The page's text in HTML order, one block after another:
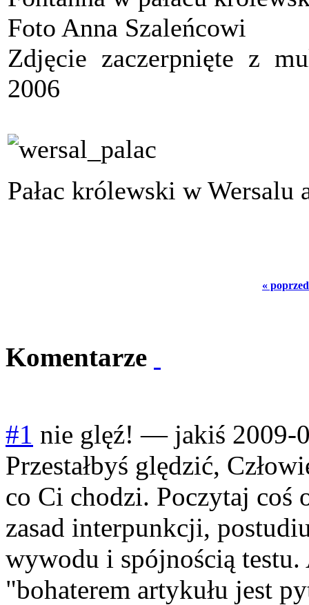
Foto Anna Szaleńcowi
Zdjęcie zaczerpnięte z
2006
Pałac królewski w Wersalu
«
Komentarze
#1 nie glęź! — jakiś 2009-
Przestałbyś ględzić,
co Ci chodzi. Poczytaj coś
zasad interpunkcji,
wywodu i spójnością testu.
"bohaterem artykułu jest